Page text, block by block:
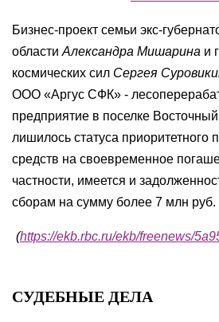
Бизнес-проект семьи экс-
области Александра Мишарина и
космических сил Сергея
ООО «Аргус СФК» -
предприятие в поселке
лишилось статуса приоритетного
средств на своевременное
частности, имеется и
сборам на сумму более 7 млн руб.
(https://ekb.rbc.ru/ekb/freenews/
СУДЕБНЫЕ ДЕЛА